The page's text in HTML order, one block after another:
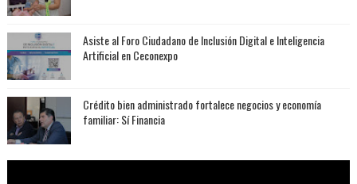
Asiste al Foro Ciudadano de Inclusión Digital e Inteligencia
Artificial en Ceconexpo
Crédito bien administrado fortalece negocios y economía
familiar: Sí Financia